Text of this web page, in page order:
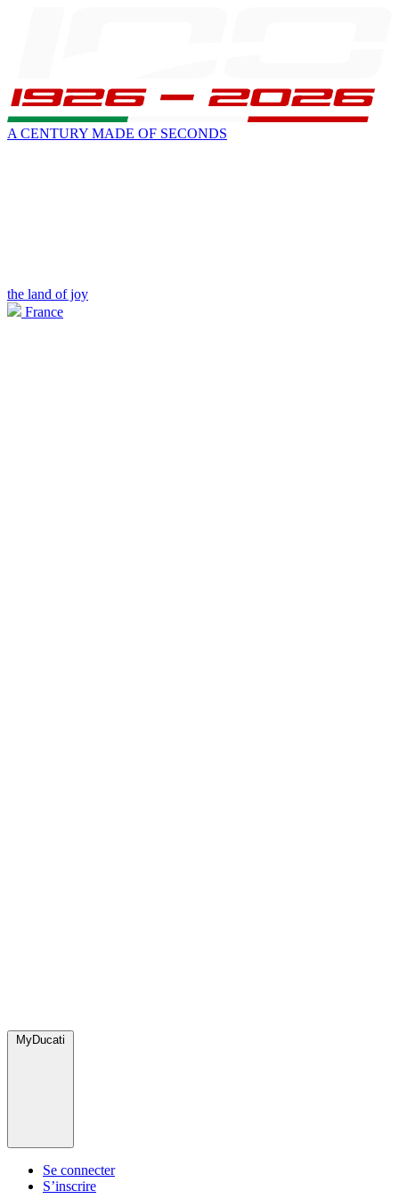
A CENTURY MADE OF SECONDS
the land of joy
France
MyDucati
Se connecter
S’inscrire